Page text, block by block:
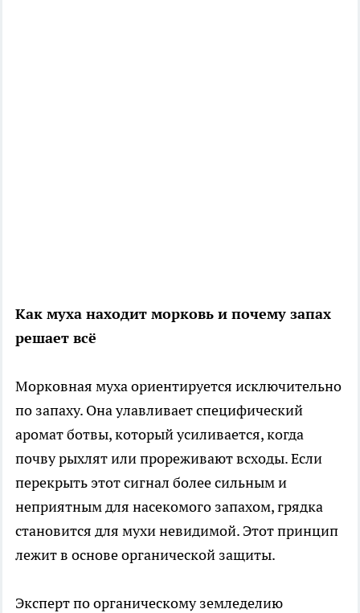
Как муха находит морковь и почему запах
решает всё
Морковная муха ориентируется исключительно
по запаху. Она улавливает специфический
аромат ботвы, который усиливается, когда
почву рыхлят или прореживают всходы. Если
перекрыть этот сигнал более сильным и
неприятным для насекомого запахом, грядка
становится для мухи невидимой. Этот принцип
лежит в основе органической защиты.
Эксперт по органическому земледелию